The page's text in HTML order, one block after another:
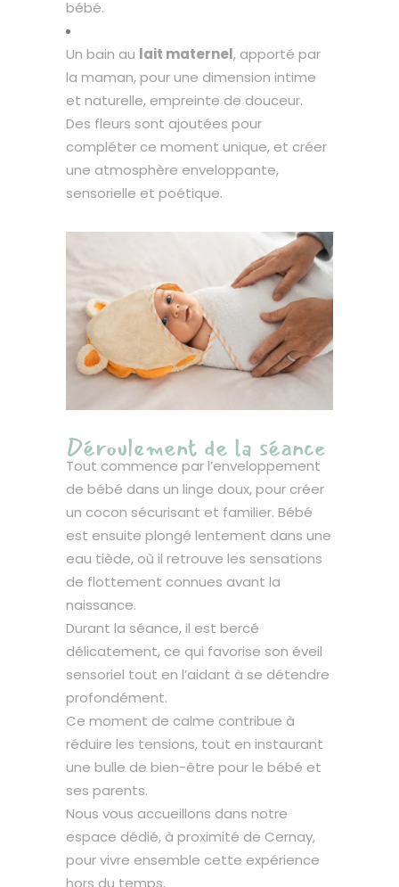
bébé.
Un bain au lait maternel, apporté par
la maman, pour une dimension intime
et naturelle, empreinte de douceur.
Des fleurs sont ajoutées pour
compléter ce moment unique, et créer
une atmosphère enveloppante,
sensorielle et poétique.
Déroulement de la séance
Tout commence par l’enveloppement
de bébé dans un linge doux, pour créer
un cocon sécurisant et familier. Bébé
est ensuite plongé lentement dans une
eau tiède, où il retrouve les sensations
de flottement connues avant la
naissance.
Durant la séance, il est bercé
délicatement, ce qui favorise son éveil
sensoriel tout en l’aidant à se détendre
profondément.
Ce moment de calme contribue à
réduire les tensions, tout en instaurant
une bulle de bien-être pour le bébé et
ses parents.
Nous vous accueillons dans notre
espace dédié, à proximité de Cernay,
pour vivre ensemble cette expérience
hors du temps.